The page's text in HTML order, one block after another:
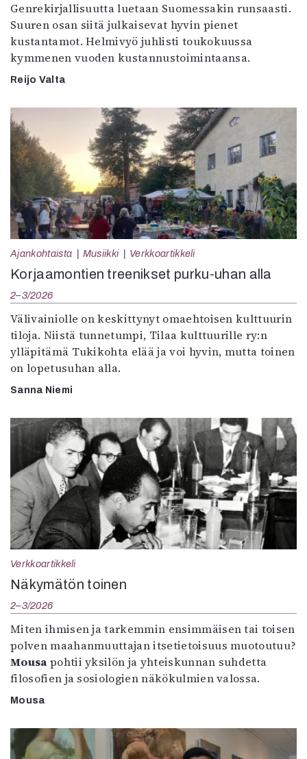
Genrekirjallisuutta luetaan Suomessakin runsaasti.
Suuren osan siitä julkaisevat hyvin pienet
kustantamot. Helmivyö juhlisti toukokuussa
kymmenen vuoden kustannustoimintaansa.
Reijo Valta
Ajankohtaista Musiikki Verkkoartikkeli
Korjaamontien treenikset purku-uhan alla
2–3/2026
Välivainiolle on keskittynyt omaehtoisen kulttuurin
tiloja. Niistä tunnetumpi, Tilaa kulttuurille ry:n
ylläpitämä Tukikohta elää ja voi hyvin, mutta toinen
on lopetusuhan alla.
Sanna Niemi
Verkkoartikkeli
Näkymätön toinen
2–3/2026
Miten ihmisen ja tarkemmin ensimmäisen tai toisen
polven maahanmuuttajan itsetietoisuus muotoutuu?
Mousa pohtii yksilön ja yhteiskunnan suhdetta
filosofien ja sosiologien näkökulmien valossa.
Mousa